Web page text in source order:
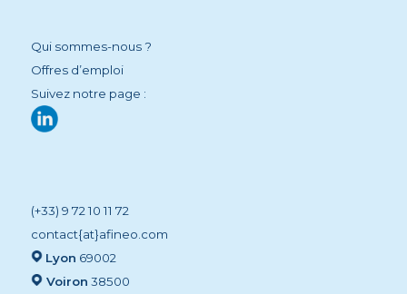
Qui sommes-nous ?
Offres d’emploi
Suivez notre page :
(+33) 9 72 10 11 72
contact{at}afineo.com
Lyon 69002
Voiron 38500